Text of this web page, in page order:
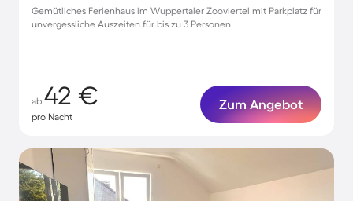
Gemütliches Ferienhaus im Wuppertaler Zooviertel mit Parkplatz für
unvergessliche Auszeiten für bis zu 3 Personen
ab 42 €
pro Nacht
Zum Angebot